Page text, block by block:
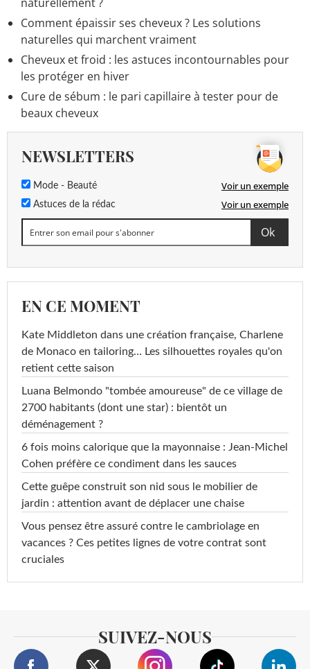
Comment épaissir ses cheveux ? Les solutions
naturelles qui marchent vraiment
Cheveux et froid : les astuces incontournables pour
les protéger en hiver
Cure de sébum : le pari capillaire à tester pour de
beaux cheveux
NEWSLETTERS
Mode - Beauté Voir un exemple
Astuces de la rédac Voir un exemple
EN CE MOMENT
Kate Middleton dans une création française, Charlene
de Monaco en tailoring… Les silhouettes royales qu'on
retient cette saison
Luana Belmondo "tombée amoureuse" de ce village de
2700 habitants (dont une star) : bientôt un
déménagement ?
6 fois moins calorique que la mayonnaise : Jean-Michel
Cohen préfère ce condiment dans les sauces
Cette guêpe construit son nid sous le mobilier de
jardin : attention avant de déplacer une chaise
Vous pensez être assuré contre le cambriolage en
vacances ? Ces petites lignes de votre contrat sont
cruciales
SUIVEZ-NOUS